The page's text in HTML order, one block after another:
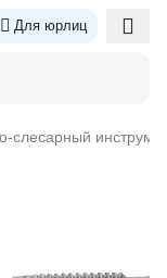
Для юрлиц
слесарный